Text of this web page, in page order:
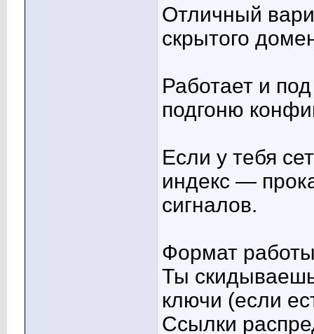
Отличный
скрытого
Работает и
подгоню
Если у тебя
индекс —
сигналов.
Формат
Ты
ключи (если
Ссылки